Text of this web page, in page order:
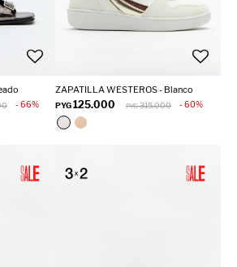
66
ZAPATILLA WESTEROS - Blanco
PYG125.000 PYG 315.000 60